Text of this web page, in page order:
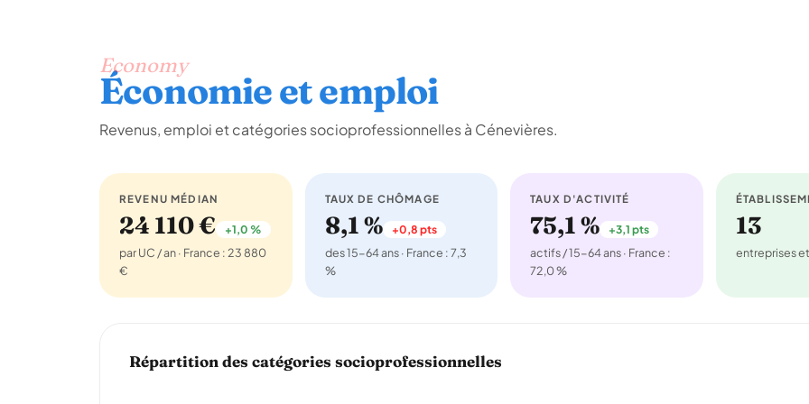
Economy
Économie et emploi
Revenus, emploi et catégories socioprofessionnelles à Cénevières.
REVENU MÉDIAN
24 110 € +1,0 %
par UC / an · France : 23 880
€
TAUX DE CHÔMAGE
8,1 % +0,8 pts
des 15-64 ans · France : 7,3
%
TAUX D'ACTIVITÉ
75,1 % +3,1 pts
actifs / 15-64 ans · France :
72,0 %
13
entreprises
Répartition des catégories socioprofessionnelles